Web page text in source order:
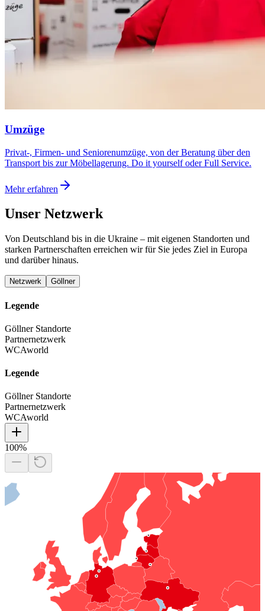
Umzüge
Privat-, Firmen- und Seniorenumzüge, von der Beratung über den
Transport bis zur Möbellagerung. Do it yourself oder Full Service.
Mehr erfahren
Unser Netzwerk
Von Deutschland bis in die Ukraine – mit eigenen Standorten und
starken Partnerschaften erreichen wir für Sie jedes Ziel in Europa
und darüber hinaus.
Netzwerk Göllner
Legende
Göllner Standorte
Partnernetzwerk
WCAworld
Legende
Göllner Standorte
Partnernetzwerk
WCAworld
100%